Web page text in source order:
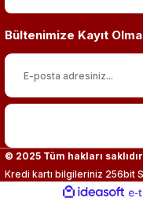
Bültenimize Kayıt
© 2025 Tüm hakları
Kredi kartı bilgileriniz 256bit